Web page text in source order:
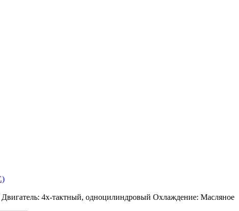
Двигатель: 4x-тактный, одноцилиндровый Охлаждение: Масляное